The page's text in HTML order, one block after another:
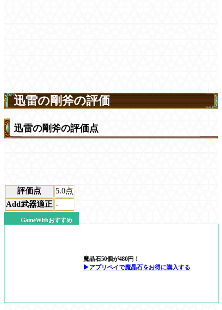
迅雷の剛斧の評価
迅雷の剛斧の評価点
評価点 5.0点
Add武器適正 -
GameWithおすすめ
魔晶石50個が480円！
▶アプリペイで魔晶石をお得に購入する